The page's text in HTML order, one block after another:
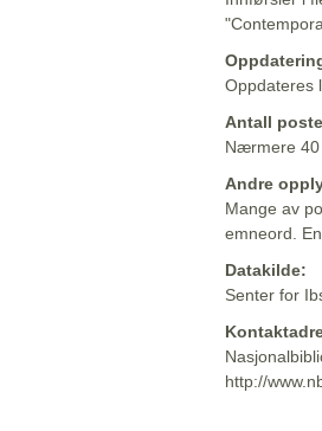
Oppdateres
Antall
Nærmere
Andre
Mange av
emneord.
Datakilde:
Senter for
http://